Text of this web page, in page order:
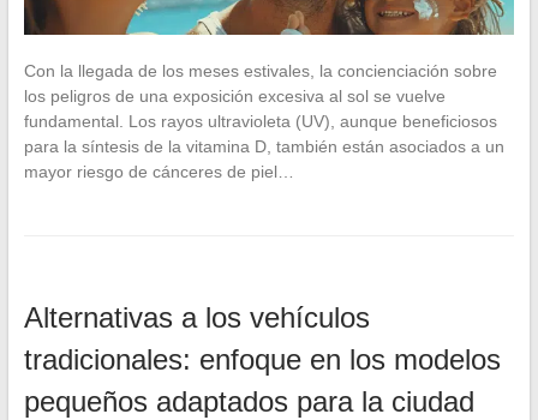
Con la llegada de los meses estivales, la concienciación sobre
los peligros de una exposición excesiva al sol se vuelve
fundamental. Los rayos ultravioleta (UV), aunque beneficiosos
para la síntesis de la vitamina D, también están asociados a un
mayor riesgo de cánceres de piel…
Alternativas a los vehículos
tradicionales: enfoque en los modelos
pequeños adaptados para la ciudad